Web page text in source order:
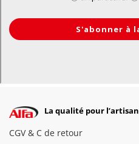
La qualité pour l’artisan
CGV & C de retour